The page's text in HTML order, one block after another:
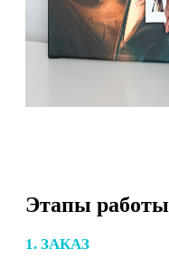
Этапы работы
1. ЗАКАЗ